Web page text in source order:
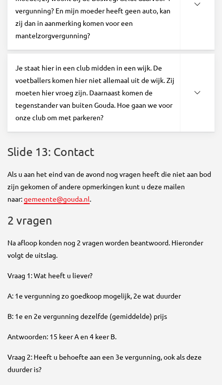
vergunning? En mijn moeder heeft geen auto, kan
zij dan in aanmerking komen voor een
mantelzorgvergunning?
Je staat hier in een club midden in een wijk. De
voetballers komen hier niet allemaal uit de wijk. Zij
moeten hier vroeg zijn. Daarnaast komen de
tegenstander van buiten Gouda. Hoe gaan we voor
onze club om met parkeren?
Slide 13: Contact
Als u aan het eind van de avond nog vragen heeft die niet aan bod
zijn gekomen of andere opmerkingen kunt u deze mailen
naar:gemeente@gouda.nl.
2 vragen
Na afloop konden nog 2 vragen worden beantwoord. Hieronder
volgt de uitslag.
Vraag 1: Wat heeft u liever?
A: 1e vergunning zo goedkoop mogelijk, 2e wat duurder
B: 1e en 2e vergunning dezelfde (gemiddelde) prijs
Antwoorden: 15 keer A en 4 keer B.
Vraag 2: Heeft u behoefte aan een 3e vergunning, ook als deze
duurder is?